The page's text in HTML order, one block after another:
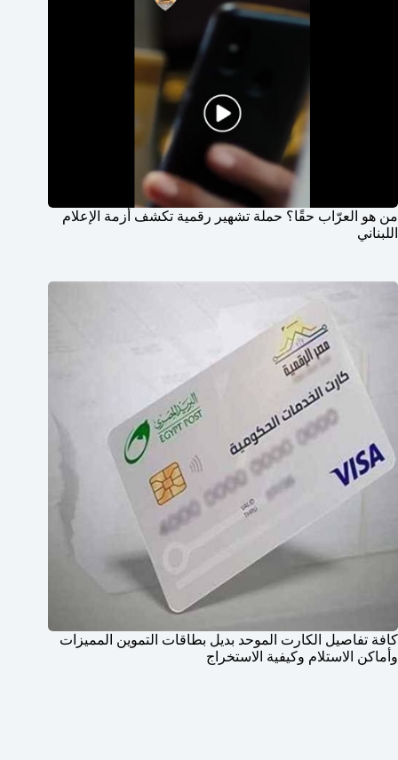
من هو العرّاب حقًا؟ حملة تشهير رقمية تكشف أزمة الإعلام
اللبناني
كافة تفاصيل الكارت الموحد بديل بطاقات التموين المميزات
وأماكن الاستلام وكيفية الاستخراج